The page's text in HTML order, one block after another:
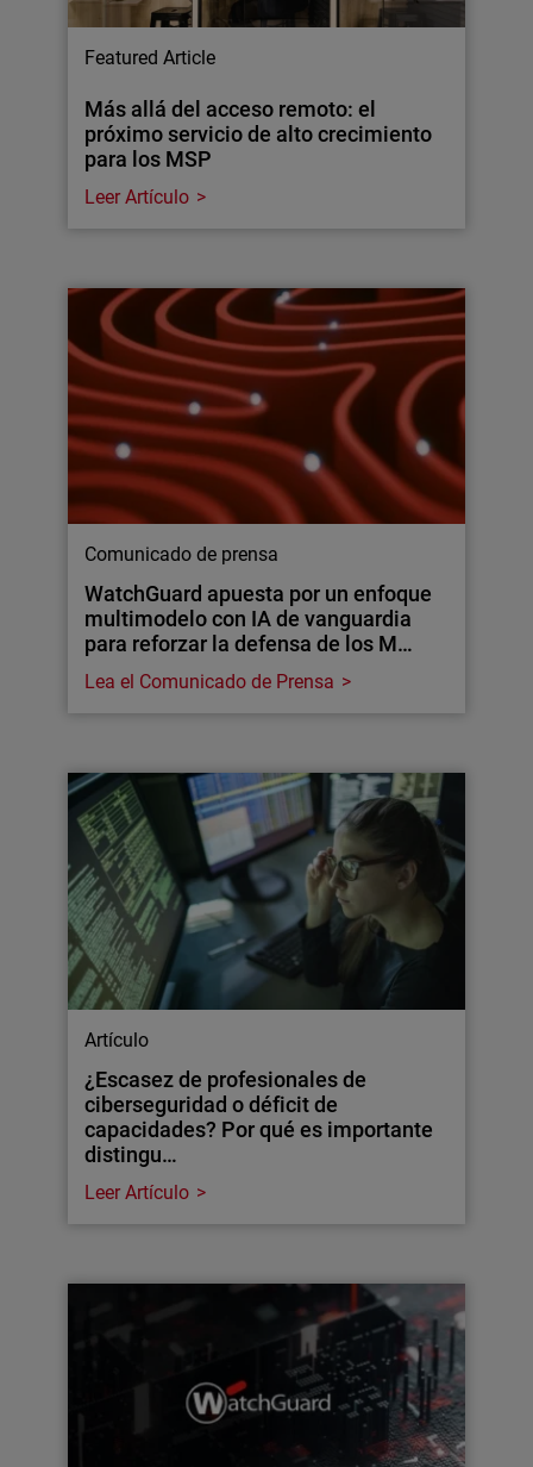
Featured Article
Más allá del acceso remoto: el
próximo servicio de alto crecimiento
para los MSP
Leer Artículo
Comunicado de prensa
WatchGuard apuesta por un enfoque
multimodelo con IA de vanguardia
para reforzar la defensa de los M…
Lea el Comunicado de Prensa
Artículo
¿Escasez de profesionales de
ciberseguridad o déficit de
capacidades? Por qué es importante
distingu…
Leer Artículo